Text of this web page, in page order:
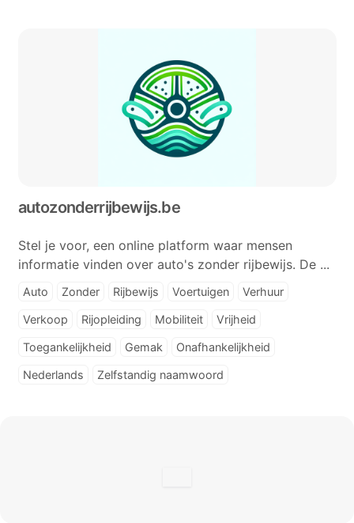
autozonderrijbewijs.be
Stel je voor, een online platform waar mensen
informatie vinden over auto's zonder rijbewijs. De ...
Auto Zonder Rijbewijs Voertuigen Verhuur
Verkoop Rijopleiding Mobiliteit Vrijheid
Toegankelijkheid Gemak Onafhankelijkheid
Nederlands Zelfstandig naamwoord